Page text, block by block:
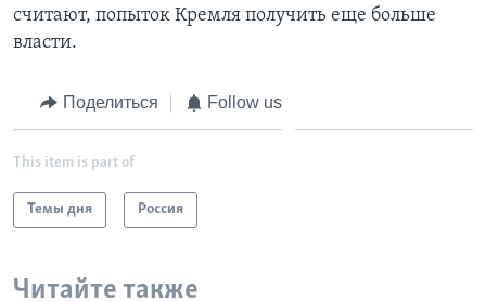
считают, попыток Кремля получить еще больше
власти.
Поделиться Follow us
This item is part of
Темы дня Россия
Читайте также